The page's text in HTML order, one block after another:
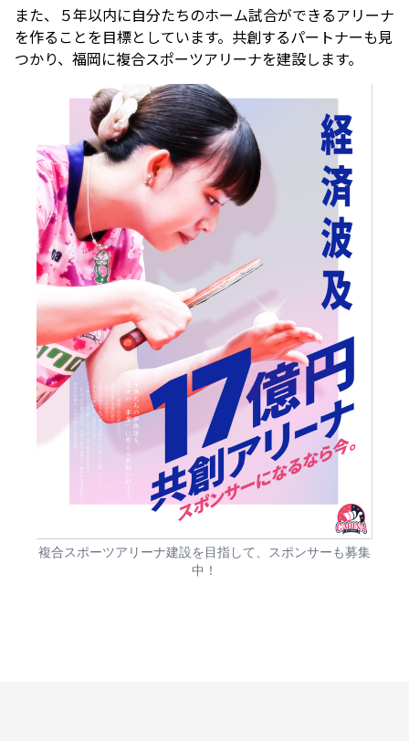
また、５年以内に自分たちのホーム試合ができるアリーナ
を作ることを目標としています。共創するパートナーも見
つかり、福岡に複合スポーツアリーナを建設します。
複合スポーツアリーナ建設を目指して、スポンサーも募集
中！